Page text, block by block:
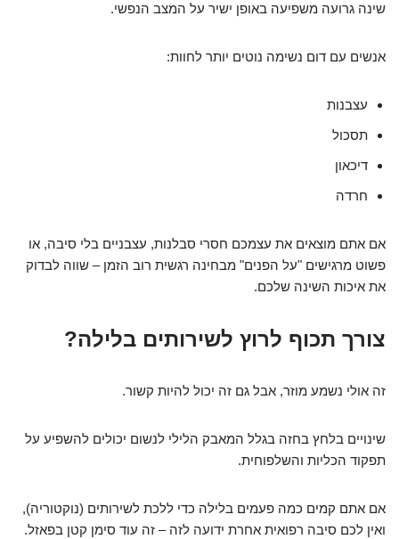
שינה גרועה משפיעה באופן ישיר על המצב הנפשי.
אנשים עם דום נשימה נוטים יותר לחוות:
עצבנות
תסכול
דיכאון
חרדה
אם אתם מוצאים את עצמכם חסרי סבלנות, עצבניים בלי סיבה, או
פשוט מרגישים "על הפנים" מבחינה רגשית רוב הזמן – שווה לבדוק
את איכות השינה שלכם.
צורך תכוף לרוץ לשירותים בלילה?
זה אולי נשמע מוזר, אבל גם זה יכול להיות קשור.
שינויים בלחץ בחזה בגלל המאבק הלילי לנשום יכולים להשפיע על
תפקוד הכליות והשלפוחית.
אם אתם קמים כמה פעמים בלילה כדי ללכת לשירותים (נוקטוריה),
ואין לכם סיבה רפואית אחרת ידועה לזה – זה עוד סימן קטן בפאזל.